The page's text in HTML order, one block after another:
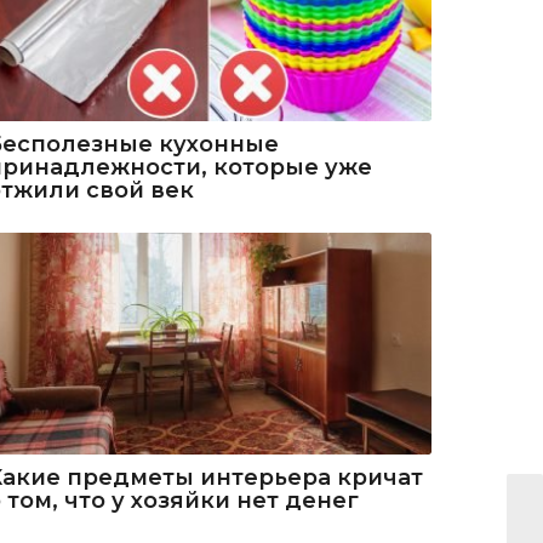
кухонные
которые уже
свой век
предметы интерьера кричат
том, что у хозяйки нет денег